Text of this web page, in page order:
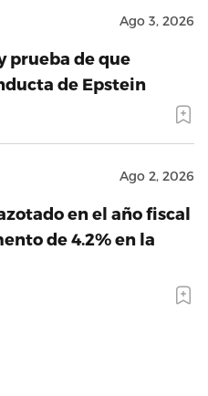
Ago 3, 2026
prueba de que
de Epstein
Ago 2, 2026
en el año fiscal
de 4.2% en la